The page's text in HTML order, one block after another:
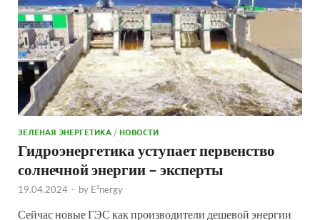
ЗЕЛЕНАЯ ЭНЕРГЕТИКА/НОВОСТИ
Гидроэнергетика уступает первенство
солнечной энергии – эксперты
19.04.2024 - by E²nergy
Сейчас новые ГЭС как производители дешевой энергии